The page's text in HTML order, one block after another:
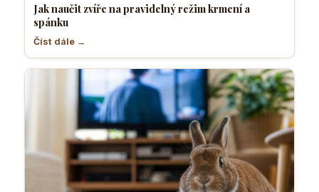
Jak naučit zvíře na pravidelný režim krmení a
spánku
Číst dále →